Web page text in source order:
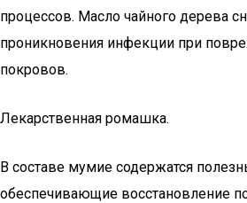
процессов. Масло чайного дерева
проникновения инфекции при
покровов.
Лекарственная ромашка.
В составе мумие содержатся
обеспечивающие восстановление